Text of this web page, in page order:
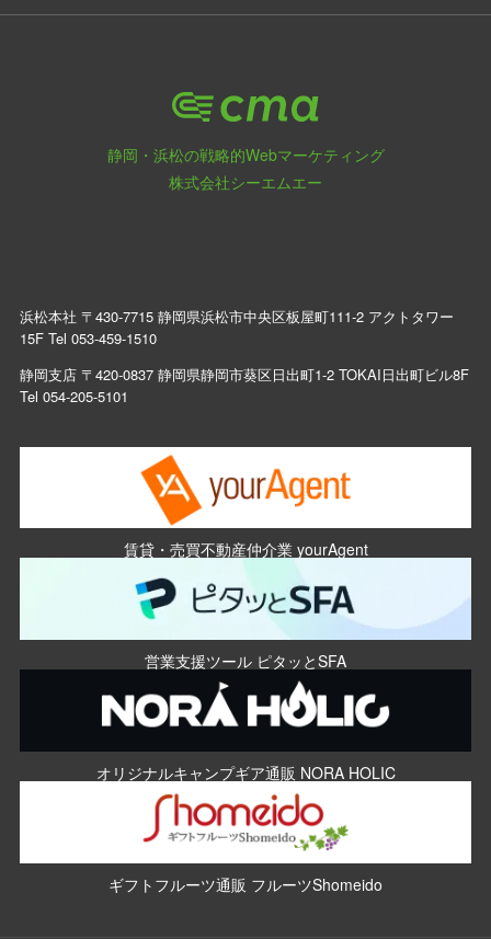
静岡・浜松の戦略的Webマーケティング
株式会社シーエムエー
浜松本社 〒430-7715 静岡県浜松市中央区板屋町111-2 アクトタワー
15F Tel 053-459-1510
静岡支店 〒420-0837 静岡県静岡市葵区日出町1-2 TOKAI日出町ビル8F
Tel 054-205-5101
賃貸・売買不動産仲介業 yourAgent
営業支援ツール ピタッとSFA
オリジナルキャンプギア通販 NORA HOLIC
ギフトフルーツ通販 フルーツShomeido